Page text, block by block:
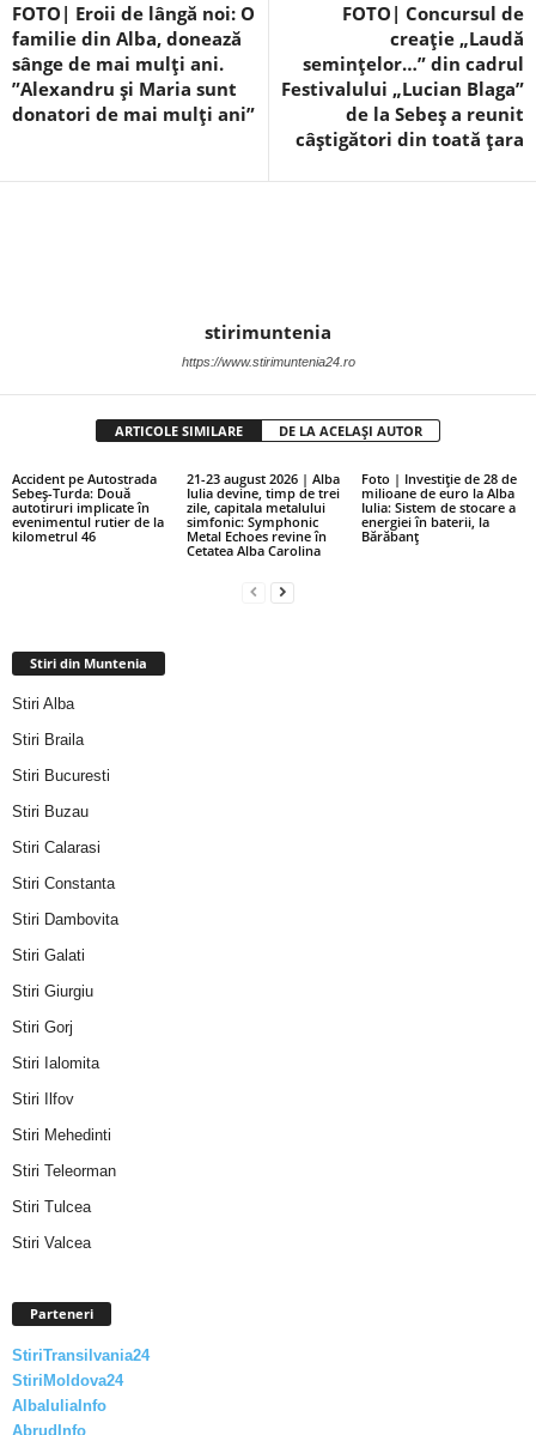
FOTO| Eroii de lângă noi: O
familie din Alba, donează
sânge de mai mulți ani.
”Alexandru și Maria sunt
donatori de mai mulți ani”
FOTO| Concursul de
creație „Laudă
semințelor…” din cadrul
Festivalului „Lucian Blaga”
de la Sebeș a reunit
câștigători din toată țara
stirimuntenia
https://www.stirimuntenia24.ro
ARTICOLE SIMILARE DE LA ACELAȘI AUTOR
Accident pe Autostrada
Sebeș-Turda: Două
autotiruri implicate în
evenimentul rutier de la
kilometrul 46
21-23 august 2026 | Alba
Iulia devine, timp de trei
zile, capitala metalului
simfonic: Symphonic
Metal Echoes revine în
Cetatea Alba Carolina
Foto | Investiție de 28 de
milioane de euro la Alba
Iulia: Sistem de stocare a
energiei în baterii, la
Bărăbanț
Stiri din Muntenia
Stiri Alba
Stiri Braila
Stiri Bucuresti
Stiri Buzau
Stiri Calarasi
Stiri Constanta
Stiri Dambovita
Stiri Galati
Stiri Giurgiu
Stiri Gorj
Stiri Ialomita
Stiri Ilfov
Stiri Mehedinti
Stiri Teleorman
Stiri Tulcea
Stiri Valcea
Parteneri
StiriTransilvania24
StiriMoldova24
AlbaIuliaInfo
AbrudInfo